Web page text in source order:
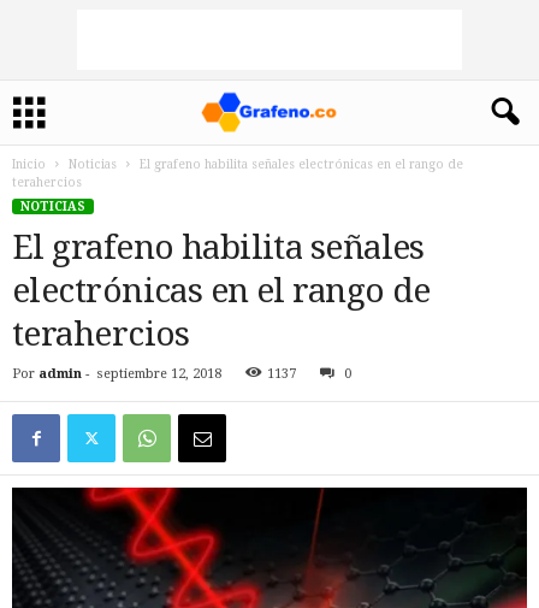
Inicio Noticias
El grafeno habilita señales electrónicas en el rango de
terahercios
NOTICIAS
El grafeno habilita señales
electrónicas en el rango de
terahercios
Por admin - septiembre 12, 2018 1137 0